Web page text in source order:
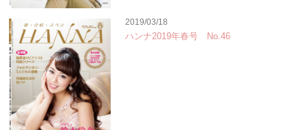
2019/03/18
ハンナ2019年春号 No.46